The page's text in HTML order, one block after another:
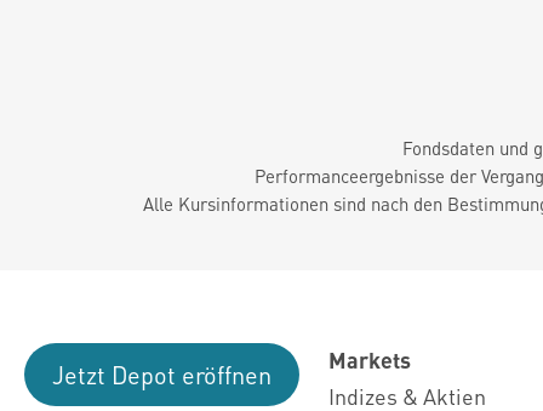
Fondsdaten und
Performanceergebnisse der
Alle Kursinformationen sind nach den
Jetzt Depot eröffnen
Markets
Indizes & Aktien